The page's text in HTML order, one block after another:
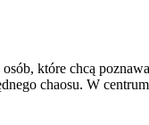
które chcą
chaosu. W